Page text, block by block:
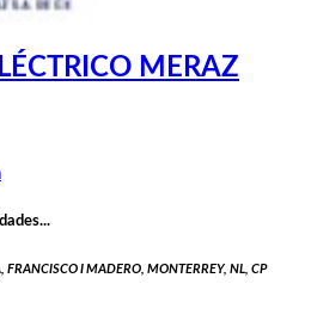
MERAZ
FRANCISCO I MADERO, MONTERREY, NL, CP